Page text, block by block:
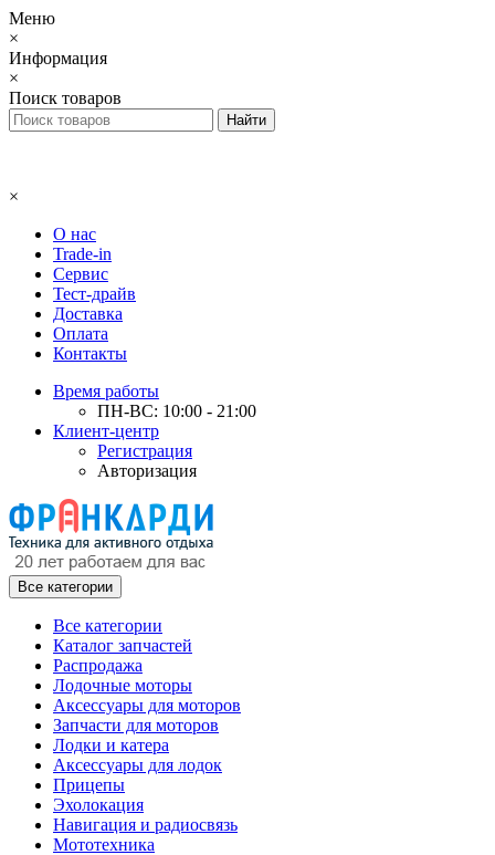
Меню
×
Информация
×
Поиск товаров
×
О нас
Trade-in
Сервис
Тест-драйв
Доставка
Оплата
Контакты
Время работы
ПН-ВС: 10:00 - 21:00
Клиент-центр
Регистрация
Авторизация
Все категории
Все категории
Каталог запчастей
Распродажа
Лодочные моторы
Аксессуары для моторов
Запчасти для моторов
Лодки и катера
Аксессуары для лодок
Прицепы
Эхолокация
Навигация и радиосвязь
Мототехника